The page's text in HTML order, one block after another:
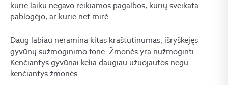
kurie laiku negavo reikiamos pagalbos, kurių sveikata
pablogėjo, ar kurie net mirė.
Daug labiau neramina kitas kraštutinumas, išryškėjęs
gyvūnų sužmoginimo fone. Žmonės yra nužmoginti.
Kenčiantys gyvūnai kelia daugiau užuojautos negu
kenčiantys žmonės